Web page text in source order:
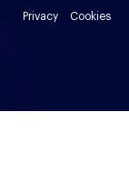
Privacy Cookies